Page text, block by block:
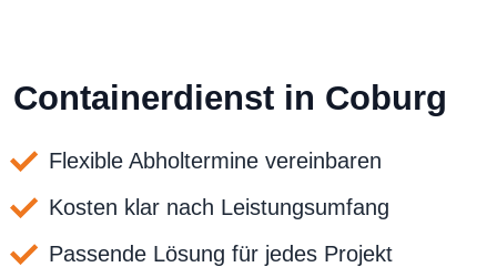
Containerdienst in Coburg
Flexible Abholtermine vereinbaren
Kosten klar nach Leistungsumfang
Passende Lösung für jedes Projekt